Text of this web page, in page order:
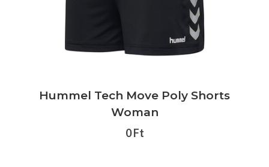
Hummel Tech Move Poly Shorts
Woman
0 Ft